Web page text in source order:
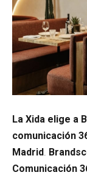
La Xida elige a
comunicación
Madrid
Comunicación